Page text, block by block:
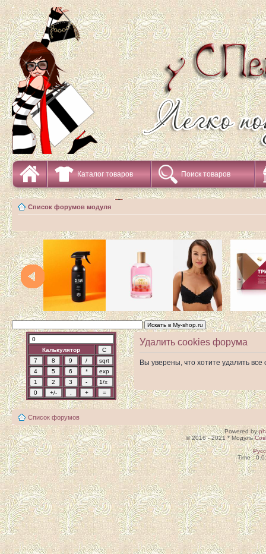
Каталог товаров Поиск товаров
Список форумов модуля
Калькулятор
Удалить cookies форума
Вы уверены, что хотите удалить
Список форумов
Powered by
© 2016 - 2021 * Модуль
Time :